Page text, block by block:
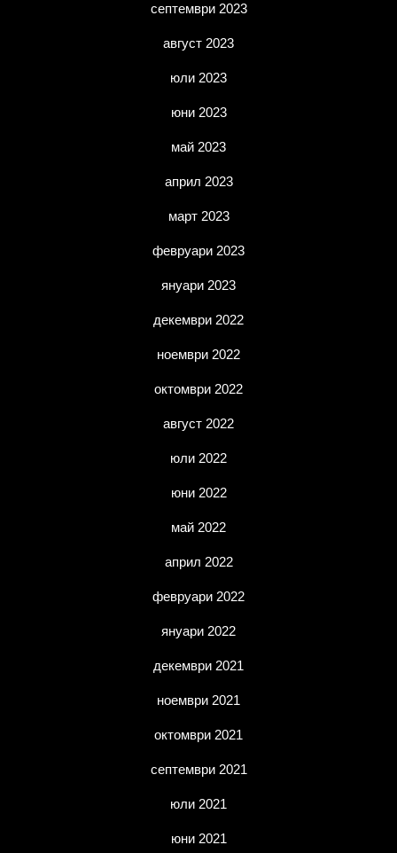
септември 2023
август 2023
юли 2023
юни 2023
май 2023
април 2023
март 2023
февруари 2023
януари 2023
декември 2022
ноември 2022
октомври 2022
август 2022
юли 2022
юни 2022
май 2022
април 2022
февруари 2022
януари 2022
декември 2021
ноември 2021
октомври 2021
септември 2021
юли 2021
юни 2021